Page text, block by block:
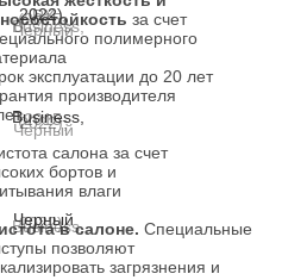
за счет
полимерного
эксплуатации до 20 лет
производителя
салона за счет
бортов и
влаги
в салоне. Специальные
позволяют
загрязнения и